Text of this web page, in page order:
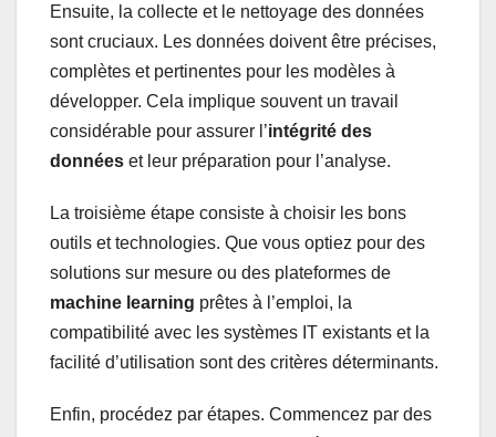
Ensuite, la collecte et le nettoyage des données
sont cruciaux. Les données doivent être précises,
complètes et pertinentes pour les modèles à
développer. Cela implique souvent un travail
considérable pour assurer l’intégrité des
données et leur préparation pour l’analyse.
La troisième étape consiste à choisir les bons
outils et technologies. Que vous optiez pour des
solutions sur mesure ou des plateformes de
machine learning prêtes à l’emploi, la
compatibilité avec les systèmes IT existants et la
facilité d’utilisation sont des critères déterminants.
Enfin, procédez par étapes. Commencez par des